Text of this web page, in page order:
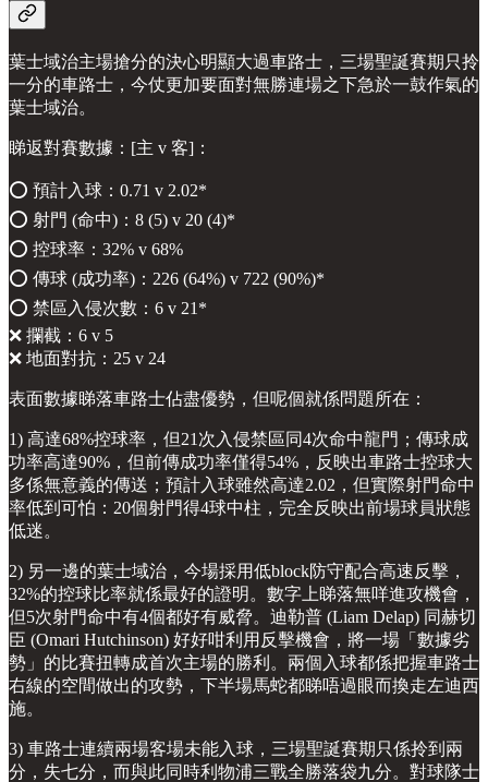
葉士域治主場搶分的決心明顯大過車路士，三場聖誕賽期只拎
一分的車路士，今仗更加要面對無勝連場之下急於一鼓作氣的
葉士域治。
睇返對賽數據：[主 v 客]：
⭕️ 預計入球：0.71 v 2.02*
⭕️ 射門 (命中)：8 (5) v 20 (4)*
⭕️ 控球率：32% v 68%
⭕️ 傳球 (成功率)：226 (64%) v 722 (90%)*
⭕️ 禁區入侵次數：6 v 21*
❌ 攔截：6 v 5
❌ 地面對抗：25 v 24
表面數據睇落車路士佔盡優勢，但呢個就係問題所在：
1) 高達68%控球率，但21次入侵禁區同4次命中龍門；傳球成
功率高達90%，但前傳成功率僅得54%，反映出車路士控球大
多係無意義的傳送；預計入球雖然高達2.02，但實際射門命中
率低到可怕：20個射門得4球中柱，完全反映出前場球員狀態
低迷。
2) 另一邊的葉士域治，今場採用低block防守配合高速反擊，
32%的控球比率就係最好的證明。數字上睇落無咩進攻機會，
但5次射門命中有4個都好有威脅。迪勒普 (Liam Delap) 同赫切
臣 (Omari Hutchinson) 好好咁利用反擊機會，將一場「數據劣
勢」的比賽扭轉成首次主場的勝利。兩個入球都係把握車路士
右線的空間做出的攻勢，下半場馬蛇都睇唔過眼而換走左迪西
施。
3) 車路士連續兩場客場未能入球，三場聖誕賽期只係拎到兩
分，失七分，而與此同時利物浦三戰全勝落袋九分。對球隊士